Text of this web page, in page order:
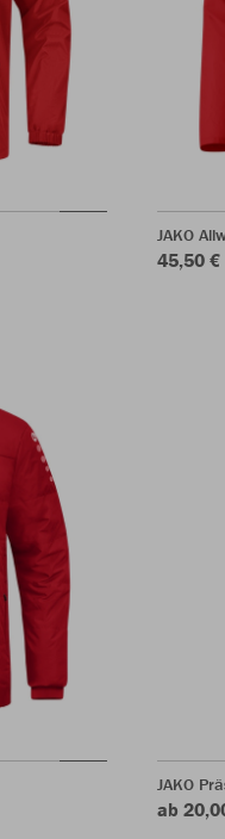
JAKO
45,50 €
JAKO
ab